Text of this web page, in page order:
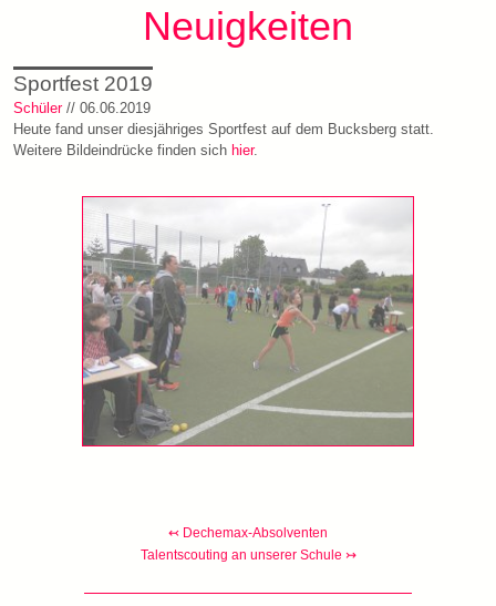
Neuigkeiten
Sportfest 2019
Schüler// 06.06.2019
Heute fand unser diesjähriges Sportfest auf dem Bucksberg statt.
Weitere Bildeindrücke finden sich hier.
↢ Dechemax-Absolventen
Talentscouting an unserer Schule ↣